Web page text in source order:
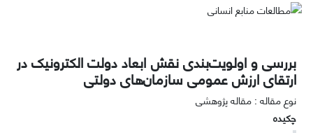
بررسی و اولویت‌بندی نقش ابعاد دولت الکترونیک در
ارتقای ارزش عمومی سازمان‌های دولتی
نوع مقاله : مقاله پژوهشی
چکیده